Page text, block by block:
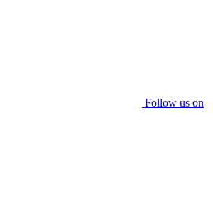
Follow us on